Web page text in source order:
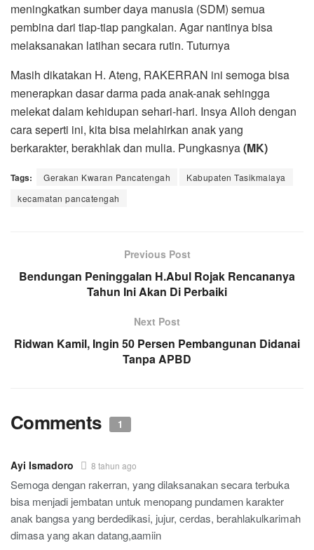
meningkatkan sumber daya manusia (SDM) semua
pembina dari tiap-tiap pangkalan. Agar nantinya bisa
melaksanakan latihan secara rutin. Tuturnya
Masih dikatakan H. Ateng, RAKERRAN ini semoga bisa
menerapkan dasar darma pada anak-anak sehingga
melekat dalam kehidupan sehari-hari. Insya Alloh dengan
cara seperti ini, kita bisa melahirkan anak yang
berkarakter, berakhlak dan mulia. Pungkasnya(MK)
Tags: Gerakan Kwaran Pancatengah
Kabupaten Tasikmalaya
kecamatan pancatengah
Previous Post
Bendungan Peninggalan H.Abul Rojak Rencananya
Tahun Ini Akan Di Perbaiki
Next Post
Ridwan Kamil, Ingin 50 Persen Pembangunan Didanai
Tanpa APBD
Comments 1
Ayi Ismadoro 8 tahun ago
Semoga dengan rakerran, yang dilaksanakan secara terbuka
bisa menjadi jembatan untuk menopang pundamen karakter
anak bangsa yang berdedikasi, jujur, cerdas, berahlakulkarimah
dimasa yang akan datang,aamiin